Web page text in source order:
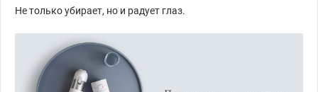
Не только убирает, но и радует глаз.